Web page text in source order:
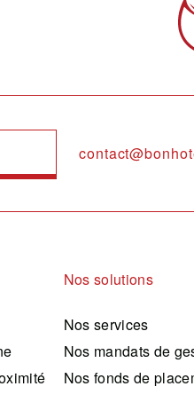
Nos solutions
Nos services
Nos mandats de
Nos fonds de